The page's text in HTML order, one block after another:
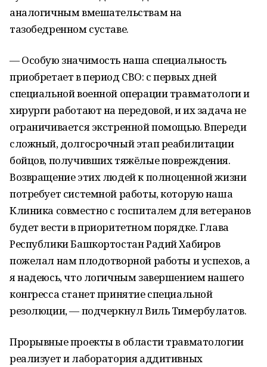
аналогичным вмешательствам на
тазобедренном суставе.
— Особую значимость наша специальность
приобретает в период СВО: с первых дней
специальной военной операции травматологи и
хирурги работают на передовой, и их задача не
ограничивается экстренной помощью. Впереди
сложный, долгосрочный этап реабилитации
бойцов, получивших тяжёлые повреждения.
Возвращение этих людей к полноценной жизни
потребует системной работы, которую наша
Клиника совместно с госпиталем для ветеранов
будет вести в приоритетном порядке. Глава
Республики Башкортостан Радий Хабиров
пожелал нам плодотворной работы и успехов, а
я надеюсь, что логичным завершением нашего
конгресса станет принятие специальной
резолюции, — подчеркнул Виль Тимербулатов.
Прорывные проекты в области травматологии
реализует и лаборатория аддитивных